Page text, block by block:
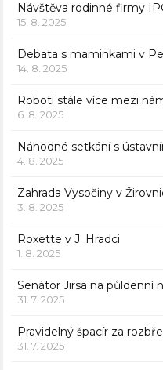
Návštěva rodinné firmy
15. 8. 2025
Debata s maminkami v
14. 8. 2025
Roboti stále více mezi
6. 8. 2025
Náhodné setkání s
4. 8. 2025
Zahrada Vysočiny v
3. 8. 2025
Roxette v J. Hradci
1. 8. 2025
Senátor Jirsa na půldenní
31. 7. 2025
Pravidelný špacír za
31. 7. 2025